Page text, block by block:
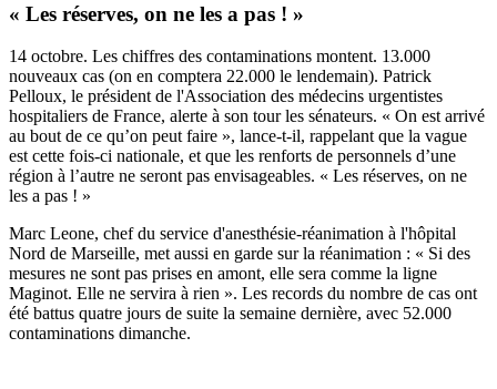
« Les réserves, on ne les a pas ! »
14 octobre. Les chiffres des contaminations montent. 13.000
nouveaux cas (on en comptera 22.000 le lendemain). Patrick
Pelloux, le président de l'Association des médecins urgentistes
hospitaliers de France, alerte à son tourles sénateurs. « On est arrivé
au bout de ce qu’on peut faire », lance-t-il, rappelant que la vague
est cette fois-ci nationale, et que les renforts de personnels d’une
région à l’autre ne seront pas envisageables. « Les réserves, on ne
les a pas ! »
Marc Leone, chef du service d'anesthésie-réanimation à l'hôpital
Nord de Marseille, met aussi en garde sur la réanimation : « Si des
mesures ne sont pas prises en amont, elle sera comme la ligne
Maginot. Elle ne servira à rien ». Les records du nombre de cas ont
été battus quatre jours de suite la semaine dernière, avec 52.000
contaminations dimanche.